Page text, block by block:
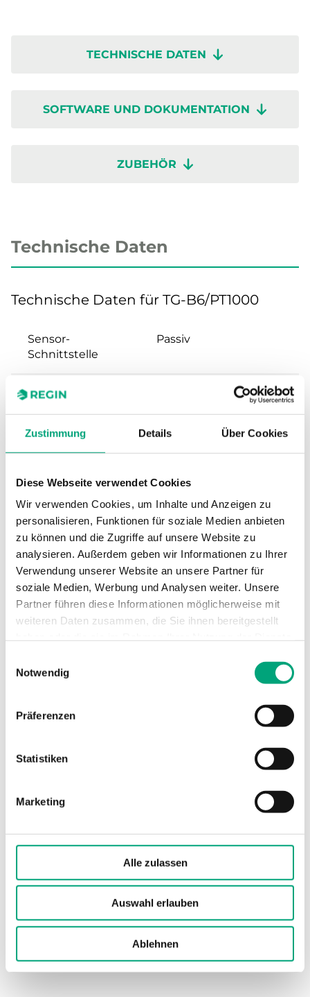
Zustimmung Details Über Cookies
Diese Webseite verwendet Cookies
Wir verwenden Cookies, um Inhalte und Anzeigen zu
personalisieren, Funktionen für soziale Medien anbieten
zu können und die Zugriffe auf unsere Website zu
analysieren. Außerdem geben wir Informationen zu Ihrer
Verwendung unserer Website an unsere Partner für
soziale Medien, Werbung und Analysen weiter. Unsere
Partner führen diese Informationen möglicherweise mit
weiteren Daten zusammen, die Sie ihnen bereitgestellt
Notwendig
Präferenzen
Statistiken
Marketing
Alle zulassen
Auswahl erlauben
Ablehnen
TECHNISCHE DATEN
SOFTWARE UND DOKUMENTATION
ZUBEHÖR
Technische Daten
Technische Daten für TG-B6/PT1000
Sensor-
Schnittstelle
Passiv
Display
Kabellänge 1.5 m
Temperatur
Sensorelement PT1000
Sensorelement,
Klasse
DIN-Klasse B: ± (0,3 +
0,005 |T|°C)
Nennwiderstand 1000 Ω (0 °C)
Technische Daten für TG-B6 –
Durchmesser
10 s
Thermoplastischer
Gummi